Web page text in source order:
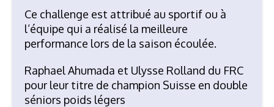
Ce challenge est attribué au sportif ou à
l’équipe qui a réalisé la meilleure
performance lors de la saison écoulée.
Raphael Ahumada et Ulysse Rolland du FRC
pour leur titre de champion Suisse en double
séniors poids légers